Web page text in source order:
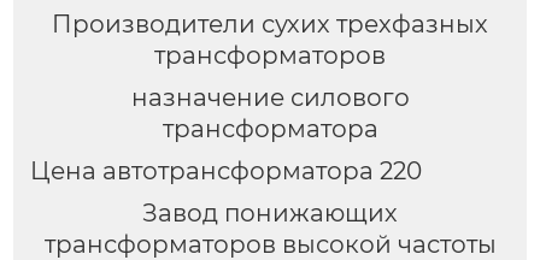
Производители сухих трехфазных
трансформаторов
назначение силового
трансформатора
Цена автотрансформатора 220
Завод понижающих
трансформаторов высокой частоты